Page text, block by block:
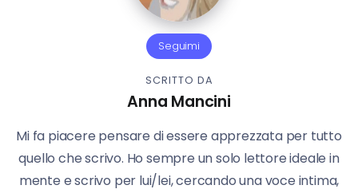
Seguimi
SCRITTO DA
Anna Mancini
Mi fa piacere pensare di essere apprezzata per tutto
quello che scrivo. Ho sempre un solo lettore ideale in
mente e scrivo per lui/lei, cercando una voce intima,